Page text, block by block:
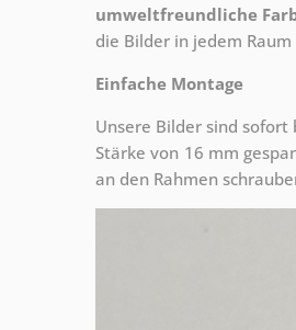
umweltfreundliche
die Bilder in jedem
Einfache Montage
Unsere Bilder sind
Stärke von 16 mm
an den Rahmen